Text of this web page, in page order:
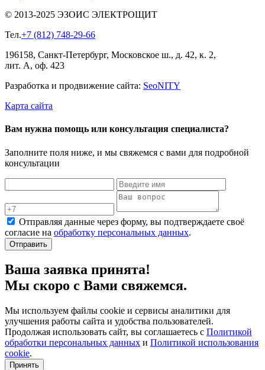
© 2013-2025 ЭЗОИС ЭЛЕКТРОЩИТ
Тел.+7 (812) 748-29-66
196158, Санкт-Петербург, Московское ш., д. 42, к. 2,
лит. А, оф. 423
Разработка и продвижение сайта: SeoNITY
Карта сайта
Вам нужна помощь или консультация специалиста?
Заполните поля ниже, и мы свяжемся с вами для подробной
консультации
Отправляя данные через форму, вы подтверждаете своё
согласие на обработку персональных данных.
Отправить
Ваша заявка принята!
Мы скоро с Вами свяжемся.
Мы используем файлы cookie и сервисы аналитики для
улучшения работы сайта и удобства пользователей.
Продолжая использовать сайт, вы соглашаетесь с Политикой
обработки персональных данных и Политикой использования
cookie.
Принять